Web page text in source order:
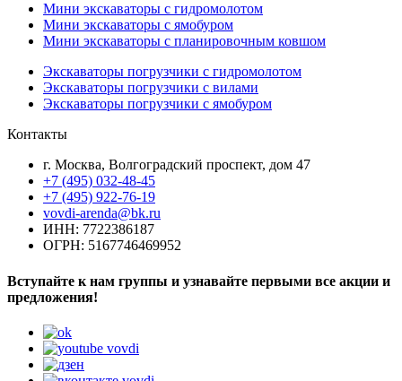
Мини экскаваторы с гидромолотом
Мини экскаваторы с ямобуром
Мини экскаваторы с планировочным ковшом
Экскаваторы погрузчики с гидромолотом
Экскаваторы погрузчики с вилами
Экскаваторы погрузчики с ямобуром
Контакты
г. Москва, Волгоградский проспект, дом 47
+7 (495) 032-48-45
+7 (495) 922-76-19
vovdi-arenda@bk.ru
ИНН: 7722386187
ОГРН: 5167746469952
Вступайте к нам группы и узнавайте первыми все акции и
предложения!